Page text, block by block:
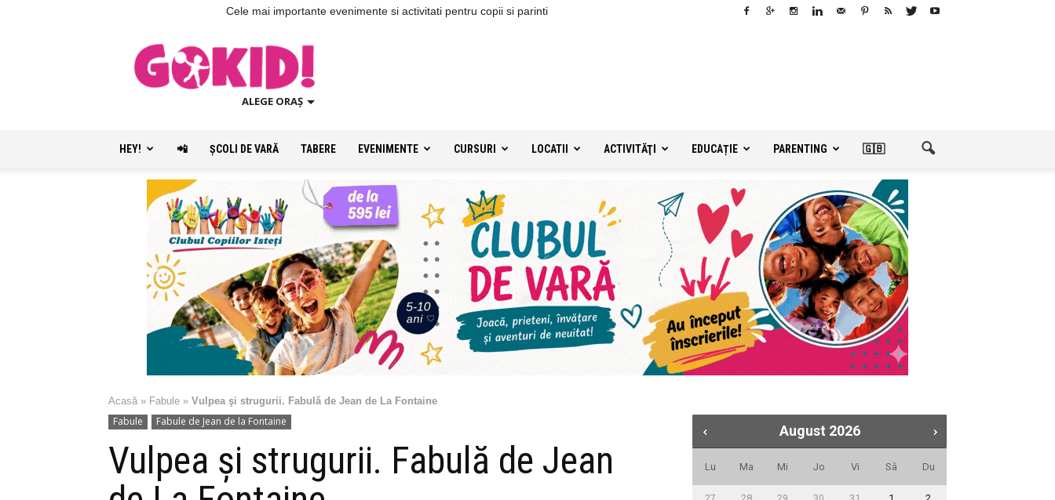
Cele mai importante evenimente si activitati pentru copii si parinti
ALEGE ORAȘ
HEY! 📲 ŞCOLI DE VARĂ TABERE EVENIMENTE CURSURI LOCATII ACTIVITĂŢI EDUCAȚIE PARENTING 🇬🇧
Acasă » Fabule » Vulpea şi strugurii. Fabulă de Jean de La Fontaine
Fabule Fabule de Jean de la Fontaine
Vulpea şi strugurii. Fabulă de Jean
August 2026
Lu Ma Mi Jo Vi Sâ Du